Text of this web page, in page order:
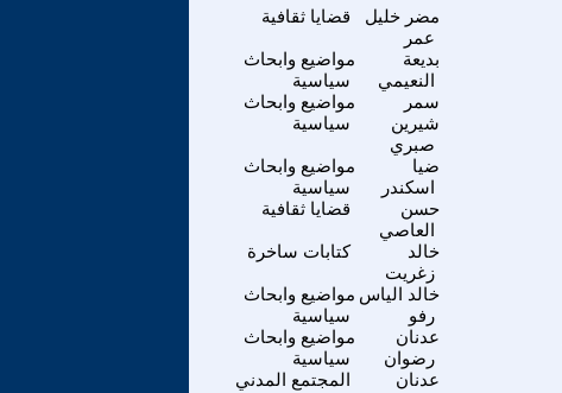
قضايا ثقافية
مضر خليل
عمر
مواضيع وابحاث
سياسية
بديعة
النعيمي
مواضيع وابحاث
سياسية
سمر
شيرين
صبري
مواضيع وابحاث
سياسية
ضيا
اسكندر
قضايا ثقافية
حسن
العاصي
كتابات ساخرة
خالد
زغريت
مواضيع وابحاث
سياسية
خالد الياس
رفو
مواضيع وابحاث
سياسية
عدنان
رضوان
المجتمع المدني
عدنان